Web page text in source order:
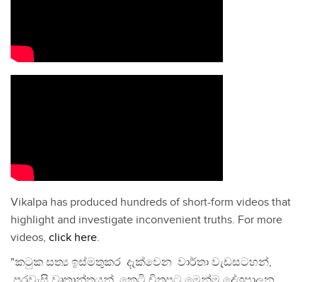
Vikalpa has produced hundreds of short-form videos that
highlight and investigate inconvenient truths. For more
videos, click here.
"කටුක සත්‍ය ඉස්මතුකර දැක්වෙන වාර්තා වැඩසටහන්,